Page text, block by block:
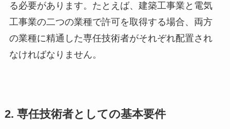
る必要があります。たとえば、建築工事業と電気
工事業の二つの業種で許可を取得する場合、両方
の業種に精通した専任技術者がそれぞれ配置され
なければなりません。
2. 専任技術者としての基本要件